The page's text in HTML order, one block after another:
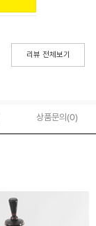
리뷰 전체보기
상품문의 (0)